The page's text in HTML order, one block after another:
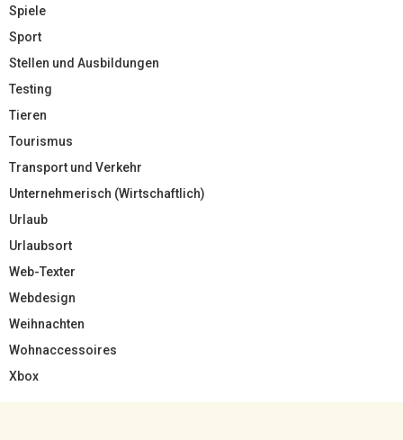
Spiele
Sport
Stellen und Ausbildungen
Testing
Tieren
Tourismus
Transport und Verkehr
Unternehmerisch (Wirtschaftlich)
Urlaub
Urlaubsort
Web-Texter
Webdesign
Weihnachten
Wohnaccessoires
Xbox